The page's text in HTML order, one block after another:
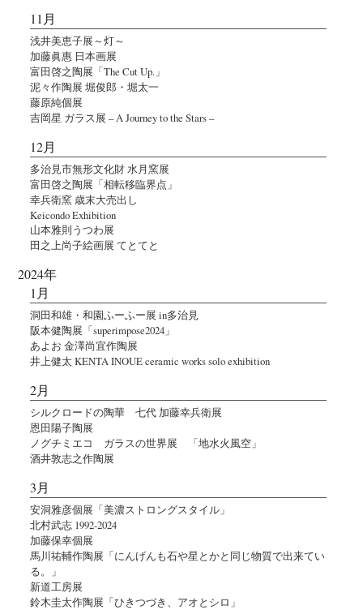
11月
浅井美恵子展～灯～
加藤眞惠 日本画展
富田啓之陶展「The Cut Up.」
泥々作陶展 堀俊郎・堀太一
藤原純個展
吉岡星 ガラス展 – A Journey to the Stars –
12月
多治見市無形文化財 水月窯展
富田啓之陶展「相転移臨界点」
幸兵衛窯 歳末大売出し
Keicondo Exhibition
山本雅則うつわ展
田之上尚子絵画展 てとてと
2024年
1月
洞田和雄・和園ふーふー展 in多治見
阪本健陶展「superimpose2024」
あよお 金澤尚宜作陶展
井上健太 KENTA INOUE ceramic works solo exhibition
2月
シルクロードの陶華 七代 加藤幸兵衛展
恩田陽子陶展
ノグチミエコ ガラスの世界展 「地水火風空」
酒井敦志之作陶展
3月
安洞雅彦個展「美濃ストロングスタイル」
北村武志 1992-2024
加藤保幸個展
馬川祐輔作陶展「にんげんも石や星とかと同じ物質で出来てい
る。」
新道工房展
鈴木圭太作陶展「ひきつづき、アオとシロ」